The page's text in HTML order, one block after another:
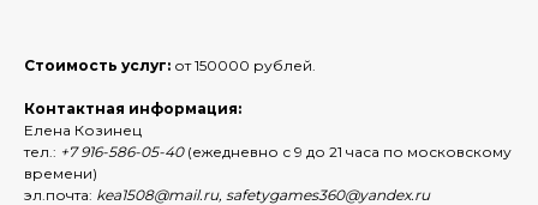
Стоимость услуг: от 150000 рублей.
Контактная информация:
Елена Козинец
тел.: +7 916-586-05-40(ежедневно с 9 до 21 часа по московскому
времени)
эл.почта: kea1508@mail.ru, safetygames360@yandex.ru